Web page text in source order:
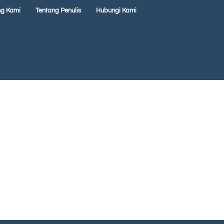
Kami Tentang Penulis Hubungi Kami